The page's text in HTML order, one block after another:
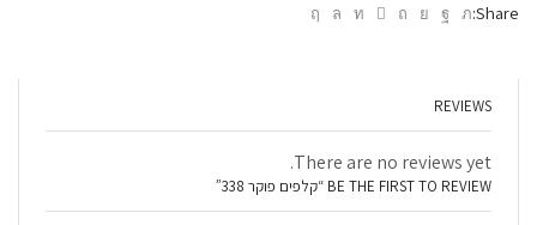
Share:
REVIEWS
There are no reviews yet.
BE THE FIRST TO REVIEW “קלפים פוקר 338”